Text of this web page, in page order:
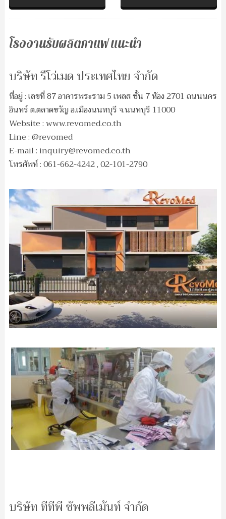
โรงงานรับผลิตกาแฟ แนะนำ
บริษัท รีโว่เมด ประเทศไทย จำกัด
ที่อยู่ : เลขที่ 87 อาคารพระราม 5 เพลส ชั้น 7 ห้อง 2701 ถนนนคร
อินทร์ ต.ตลาดขวัญ อ.เมืองนนทบุรี จ.นนทบุรี 11000
Website : www.revomed.co.th
Line : @revomed
E-mail : inquiry@revomed.co.th
โทรศัพท์ : 061-662-4242 , 02-101-2790
บริษัท ทีทีพี ซัพพลีเม้นท์ จำกัด